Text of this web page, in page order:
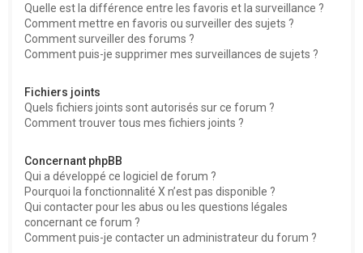
Quelle est la différence entre les favoris et la surveillance ?
Comment mettre en favoris ou surveiller des sujets ?
Comment surveiller des forums ?
Comment puis-je supprimer mes surveillances de sujets ?
Fichiers joints
Quels fichiers joints sont autorisés sur ce forum ?
Comment trouver tous mes fichiers joints ?
Concernant phpBB
Qui a développé ce logiciel de forum ?
Pourquoi la fonctionnalité X n’est pas disponible ?
Qui contacter pour les abus ou les questions légales
concernant ce forum ?
Comment puis-je contacter un administrateur du forum ?